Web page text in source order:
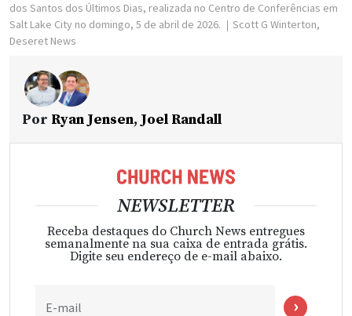
dos Santos dos Últimos Dias, realizada no Centro de Conferências em
Salt Lake City no domingo, 5 de abril de 2026.
Scott G Winterton,
Deseret News
Por Ryan Jensen, Joel Randall
NEWSLETTER
Receba destaques do Church News entregues
semanalmente na sua caixa de entrada grátis.
Digite seu endereço de e-mail abaixo.
E-mail